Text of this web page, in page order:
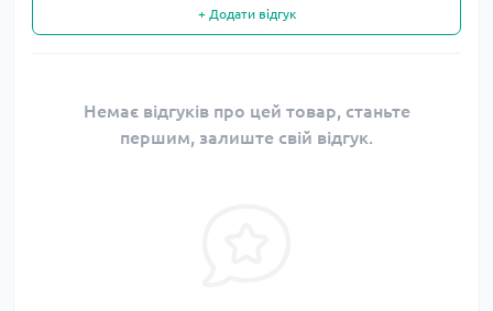
+ Додати відгук
Немає відгуків про цей товар, станьте
першим, залиште свій відгук.